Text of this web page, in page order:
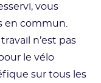
vous
en commun.
n’est pas
le vélo
sur tous les